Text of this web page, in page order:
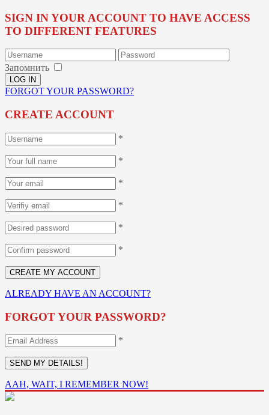
SIGN IN YOUR ACCOUNT TO HAVE ACCESS
TO DIFFERENT FEATURES
Запомнить
FORGOT YOUR PASSWORD?
CREATE ACCOUNT
*
*
*
*
*
*
ALREADY HAVE AN ACCOUNT?
FORGOT YOUR PASSWORD?
*
AAH, WAIT, I REMEMBER NOW!